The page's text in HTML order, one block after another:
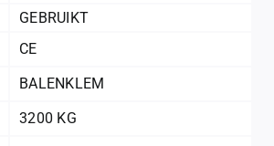
GEBRUIKT
CE
BALENKLEM
3200 KG